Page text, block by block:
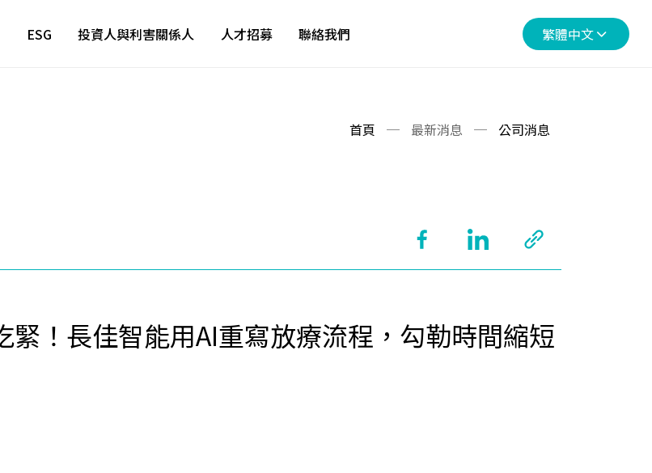
ESG 投資人與利害關係人 人才招募 聯絡我們 繁體中文
首頁 最新消息 公司消息
緊！長佳智能用AI重寫放療流程，勾勒時間縮短